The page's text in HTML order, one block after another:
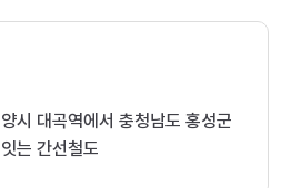
시 대곡역에서 충청남도 홍성군
는 간선철도